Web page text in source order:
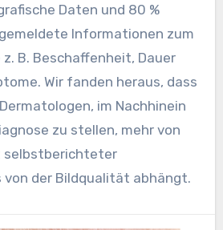
Daten und 80 %
Informationen zum
B. Beschaffenheit, Dauer
Wir fanden heraus, dass
im Nachhinein
zu stellen, mehr von
selbstberichteter
der Bildqualität abhängt.